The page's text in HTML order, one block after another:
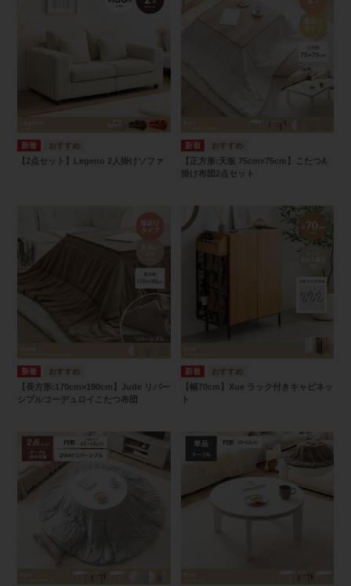
【2点セット】Legeno 2人掛けソファ
【正方形:天板 75cm×75cm】こたつ&
掛け布団2点セット
【長方形:170cm×190cm】Jude リバー
シブルコーデュロイこたつ布団
【幅70cm】Xue ラック付きキャビネッ
ト